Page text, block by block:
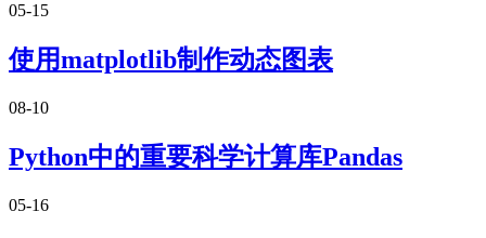
05-15
使用matplotlib制作动态图表
08-10
Python中的重要科学计算库Pandas
05-16